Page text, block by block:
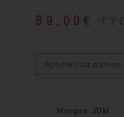
89,00 €
Ajouter au panier
Marque: JDM